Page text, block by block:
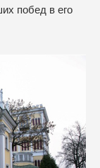
побед в его